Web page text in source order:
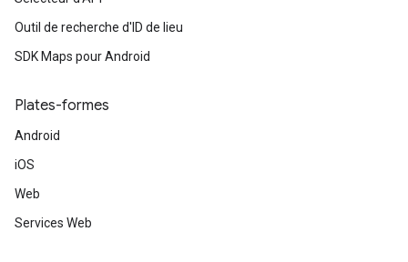
Outil de recherche d'ID de lieu
SDK Maps pour Android
Plates-formes
Android
iOS
Web
Services Web